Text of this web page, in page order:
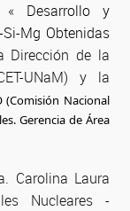
«Desarrollo y
Mg Obtenidas
Dirección de la
UNaM) y la
(Comisión Nacional
Gerencia de Área
Carolina Laura
Nucleares -